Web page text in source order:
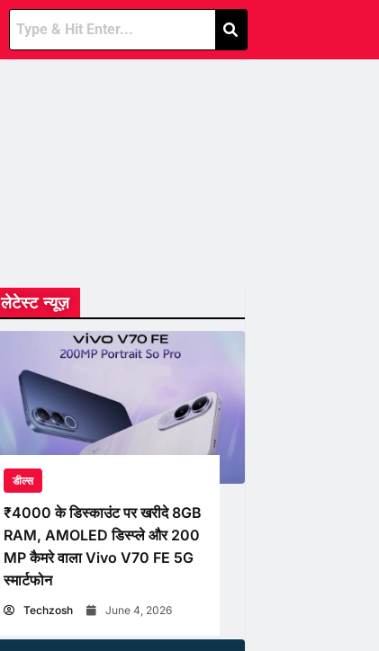
लेटेस्ट न्यूज़
डील्स
₹4000 के डिस्काउंट पर खरीदे 8GB
RAM, AMOLED डिस्प्ले और 200
MP कैमरे वाला Vivo V70 FE 5G
स्मार्टफोन
Techzosh June 4, 2026